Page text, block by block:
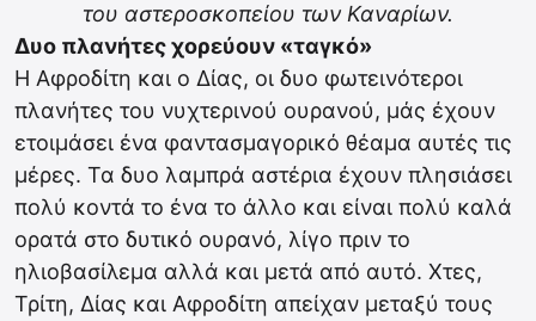
του αστεροσκοπείου των Καναρίων.
Δυο πλανήτες χορεύουν «ταγκό»
Η Αφροδίτη και ο Δίας, οι δυο φωτεινότεροι
πλανήτες του νυχτερινού ουρανού, μάς έχουν
ετοιμάσει ένα φαντασμαγορικό θέαμα αυτές τις
μέρες. Τα δυο λαμπρά αστέρια έχουν πλησιάσει
πολύ κοντά το ένα το άλλο και είναι πολύ καλά
ορατά στο δυτικό ουρανό, λίγο πριν το
ηλιοβασίλεμα αλλά και μετά από αυτό. Χτες,
Τρίτη, Δίας και Αφροδίτη απείχαν μεταξύ τους